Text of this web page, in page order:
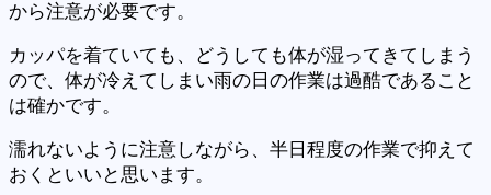
から注意が必要です。
カッパを着ていても、どうしても体が湿ってきてしまう
ので、体が冷えてしまい雨の日の作業は過酷であること
は確かです。
濡れないように注意しながら、半日程度の作業で抑えて
おくといいと思います。